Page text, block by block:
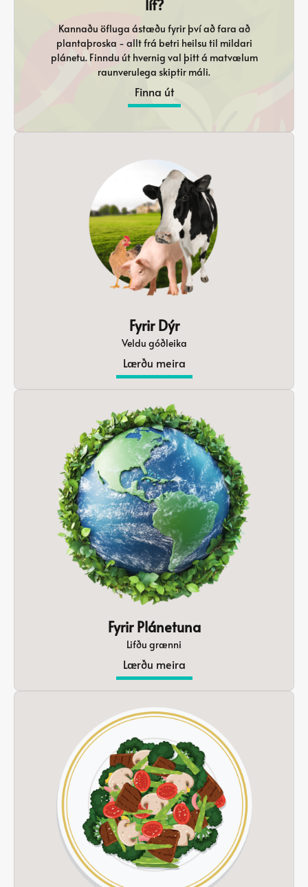
líf?
Kannaðu öfluga ástæðu fyrir því að fara að
plantaþroska - allt frá betri heilsu til mildari
plánetu. Finndu út hvernig val þitt á matvælum
raunverulega skiptir máli.
Finna út
Fyrir Dýr
Veldu góðleika
Lærðu meira
Fyrir Plánetuna
Lifðu grænni
Lærðu meira